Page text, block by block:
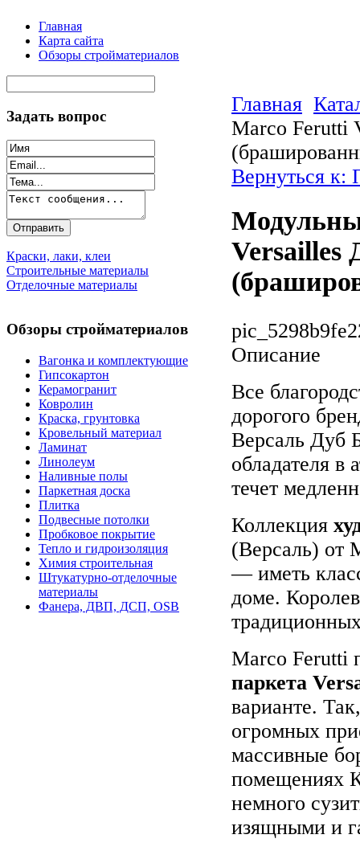
Главная
Карта сайта
Обзоры стройматериалов
Задать вопрос
Краски, лаки, клеи
Строительные материалы
Отделочные материалы
Обзоры стройматериалов
Вагонка и комплектующие
Гипсокартон
Керамогранит
Ковролин
Краска, грунтовка
Кровельный материал
Ламинат
Линолеум
Наливные полы
Паркетная доска
Плитка
Подвесные потолки
Пробковое покрытие
Тепло и гидроизоляция
Химия строительная
Штукатурно-отделочные
материалы
Фанера, ДВП, ДСП, OSB
Главная
Marco Ferutti
Вернуться к:
Versailles
Описание
Все
дорогого
Версаль Дуб
обладателя в
течет
Коллекция
(Версаль) от
— иметь
доме.
Marco Ferutti
паркета
варианте.
огромных
массивные
помещениях
немного
изящными и